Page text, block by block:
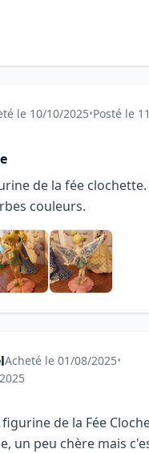
le 10/10/2025•Posté le
de la fée
couleurs.
Acheté le 01/08/2025•
de la Fée
un peu chère mais